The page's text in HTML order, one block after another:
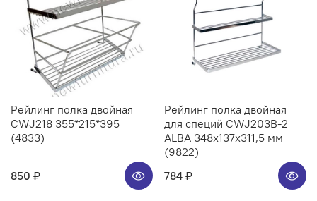
Рейлинг полка двойная
CWJ218 355*215*395
(4833)
850 ₽
Рейлинг полка двойная
для специй CWJ203B-2
ALBA 348x137x311,5 мм
(9822)
784 ₽